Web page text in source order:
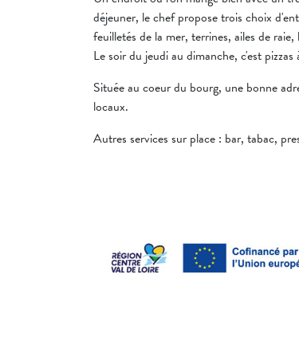
déjeuner, le chef propose trois choix
feuilletés de la mer, terrines, ailes de
Le soir du jeudi au dimanche, c'est
Située au coeur du bourg, une bonne
locaux.
Autres services sur place : bar, tabac,